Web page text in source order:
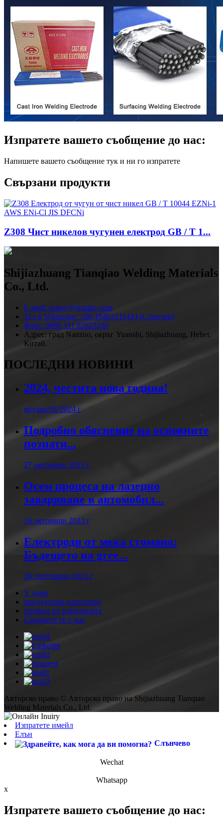
Изпратете вашето съобщение до нас:
Напишете вашето съобщение тук и ни го изпратете
Свързани продукти
Z308 Чист никелов чугунен електрод GB / T 1...
Shijiazhuang Tianqiao Welding Materials
Co., Ltd.
E-mail: sunny@sjztqhc.com
Тел и Whatsapp: +86-18403311434 (Слънчев)
Факс: 0086 311 82623236
Адрес: град Nanzuo, окръг Yuanshi, Shijiazhuang, Hebei,
Китай.
ПОСЛЕДНИ НОВИНИ
2024, честита нова година!
януари/01/2024 г
Подробно обяснение на основните
познати...
27 октомври 2023 г
Осем процеса на лазерно
заваряване в автомобил...
16 октомври 2023 г
Електроди от мека стомана:
Бъдещето на gree...
26 септември 2023 г
У дома
продуктови категории
профил на компанията
Свържете се с нас
Авторско право © Авторско право на Shijiazhuang Tianqiao
Welding Materials Co., Ltd.
Изпратете имейл
Елън
Слънчево
Wechat
Whatsapp
x
Изпратете вашето съобщение до нас: